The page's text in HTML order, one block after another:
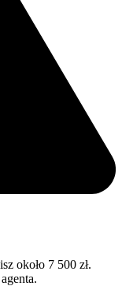
około 7 500 zł.